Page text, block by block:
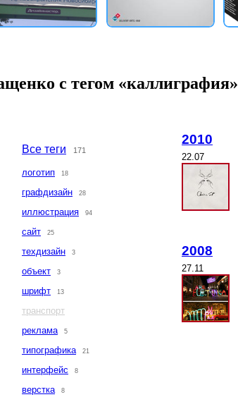
с тегом «каллиграфия»
Все теги 171
логотип 18
графдизайн 28
иллюстрация 94
сайт 25
техдизайн 3
объект 3
шрифт 13
транспорт
реклама
5
типографика 21
интерфейс 8
верстка 8
2010
22.07
2008
27.11